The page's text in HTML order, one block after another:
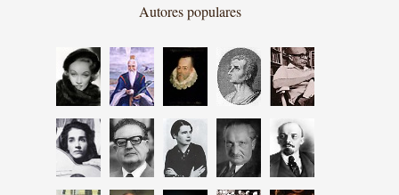
Autores populares